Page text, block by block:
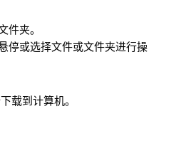
件夹。
停或选择文件或文件夹进行操
载到计算机。